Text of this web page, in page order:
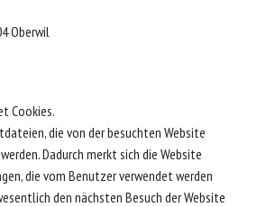
Oberwil
Cookies.
die von der besuchten Website
Dadurch merkt sich die Website
die vom Benutzer verwendet werden
den nächsten Besuch der Website